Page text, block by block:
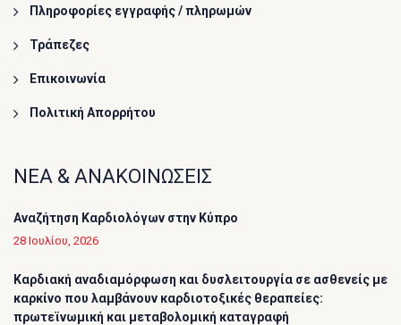
Πληροφορίες εγγραφής / πληρωμών
Τράπεζες
Επικοινωνία
Πολιτική Απορρήτου
ΝΕΑ & ΑΝΑΚΟΙΝΩΣΕΙΣ
Αναζήτηση Καρδιολόγων στην Κύπρο
28 Ιουλίου, 2026
Καρδιακή αναδιαμόρφωση και δυσλειτουργία σε ασθενείς με
καρκίνο που λαμβάνουν καρδιοτοξικές θεραπείες:
πρωτεϊνωμική και μεταβολομική καταγραφή